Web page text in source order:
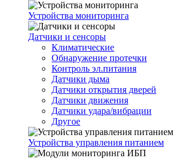
Устройства мониторинга
Датчики и сенсоры
Климатические
Обнаружение протечки
Контроль эл.питания
Датчики дыма
Датчики открытия дверей
Датчики движения
Датчики удара/вибрации
Другое
Устройства управления питанием